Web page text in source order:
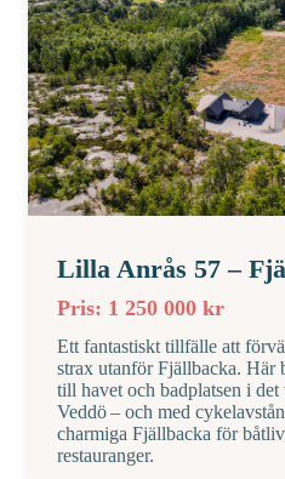
Lilla Anrås 57 –
Pris: 1 250 000 kr
Ett fantastiskt tillfälle att
strax utanför Fjällbacka. Här
till havet och badplatsen i det
Veddö – och med
charmiga Fjällbacka för
restauranger.